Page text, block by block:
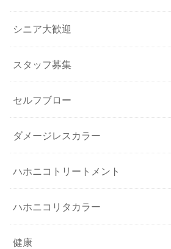
シニア大歓迎
スタッフ募集
セルフブロー
ダメージレスカラー
ハホニコトリートメント
ハホニコリタカラー
健康